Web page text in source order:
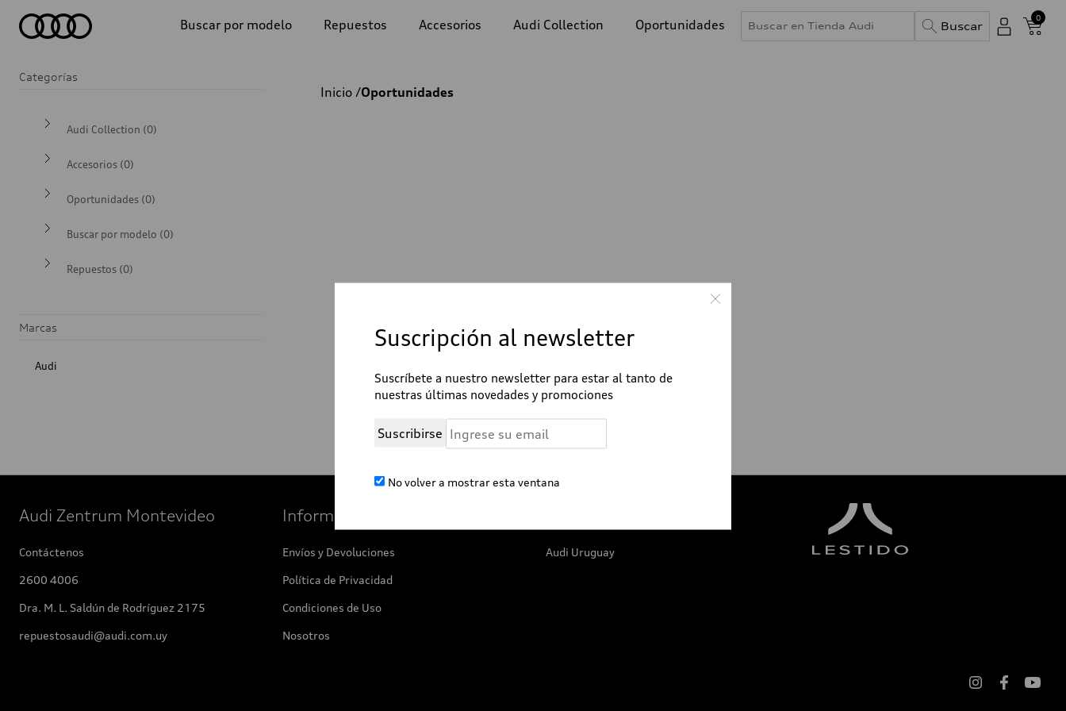
Buscar
0
Buscar por modelo Repuestos Accesorios Audi Collection Oportunidades
Inicio /Oportunidades
Categorías
Audi Collection (0)
Accesorios (0)
Oportunidades (0)
Buscar por modelo (0)
Repuestos (0)
Marcas
Audi
Audi Zentrum Montevideo
Contáctenos
2600 4006
Dra. M. L. Saldún de Rodríguez 2175
repuestosaudi@audi.com.uy
Información
Envíos y Devoluciones
Política de Privacidad
Condiciones de Uso
Nosotros
Audi Uruguay
Suscripción al newsletter
Suscríbete a nuestro newsletter para estar al tanto de
nuestras últimas novedades y promociones
Suscribirse
No volver a mostrar esta ventana